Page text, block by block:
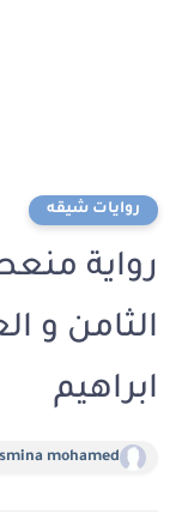
روايات شيقه
رواية
ابراهيم
mohamed